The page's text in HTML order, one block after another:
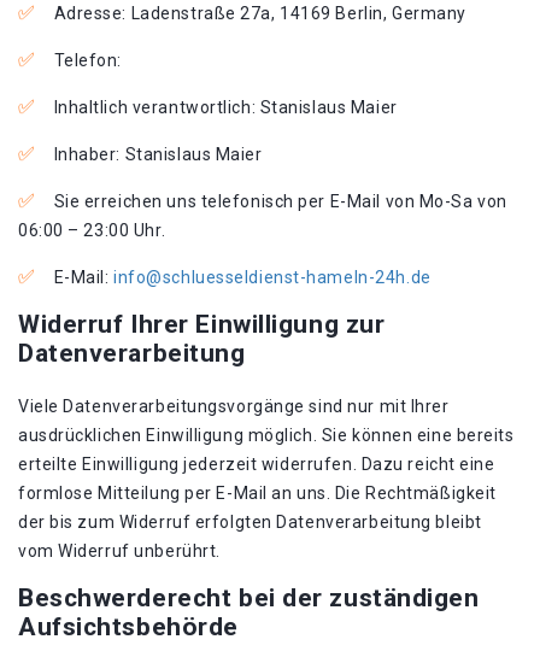
Adresse: Ladenstraße 27a, 14169 Berlin, Germany
Telefon:
Inhaltlich verantwortlich: Stanislaus Maier
Inhaber: Stanislaus Maier
Sie erreichen uns telefonisch per E-Mail von Mo-Sa von
06:00 – 23:00 Uhr.
E-Mail:info@schluesseldienst-hameln-24h.de
Widerruf Ihrer Einwilligung zur
Datenverarbeitung
Viele Datenverarbeitungsvorgänge sind nur mit Ihrer
ausdrücklichen Einwilligung möglich. Sie können eine bereits
erteilte Einwilligung jederzeit widerrufen. Dazu reicht eine
formlose Mitteilung per E-Mail an uns. Die Rechtmäßigkeit
der bis zum Widerruf erfolgten Datenverarbeitung bleibt
vom Widerruf unberührt.
Beschwerderecht bei der zuständigen
Aufsichtsbehörde